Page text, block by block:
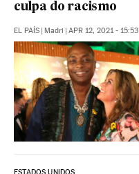
culpa do racismo
EL PAÍS | Madri | APR 12, 2021 - 15:53
ESTADOS UNIDOS